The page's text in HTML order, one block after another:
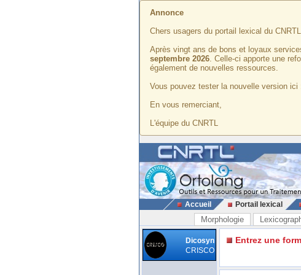
Annonce
Chers usagers du portail lexical du
Après vingt ans de bons et loyaux
septembre 2026. Celle-ci apporte une
également de nouvelles ressources.
Vous pouvez tester la nouvelle version ici
En vous remerciant,
L'équipe du CNRTL
Accueil Portail lexical
Morphologie
Dicosyn
CRISCO
Entrez une